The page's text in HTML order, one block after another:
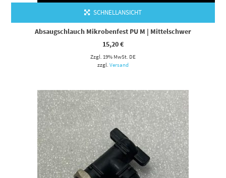
SCHNELLANSICHT
Absaugschlauch Mikrobenfest PU M | Mittelschwer
15,20€
Zzgl. 19% MwSt. DE
zzgl. Versand